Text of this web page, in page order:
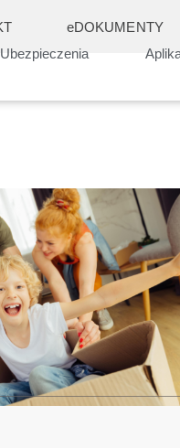
eDOKUMENTY
Ubezpieczenia